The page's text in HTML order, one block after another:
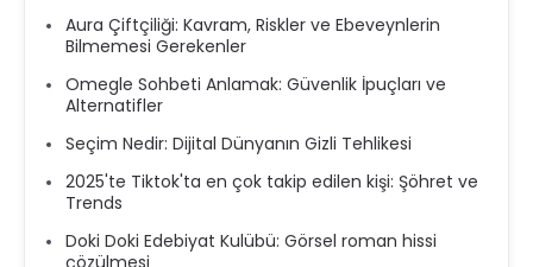
Aura Çiftçiliği: Kavram, Riskler ve Ebeveynlerin
Bilmemesi Gerekenler
Omegle Sohbeti Anlamak: Güvenlik İpuçları ve
Alternatifler
Seçim Nedir: Dijital Dünyanın Gizli Tehlikesi
2025'te Tiktok'ta en çok takip edilen kişi: Şöhret ve
Trends
Doki Doki Edebiyat Kulübü: Görsel roman hissi
çözülmesi